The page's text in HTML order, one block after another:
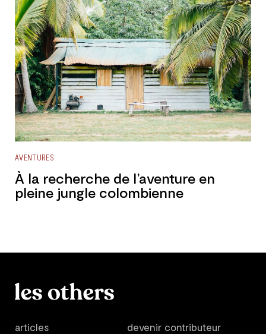
AVENTURES
À la recherche de l’aventure en
pleine jungle colombienne
articles devenir contributeur